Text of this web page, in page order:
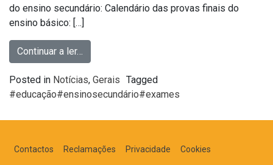
do ensino secundário: Calendário das provas finais do
ensino básico: […]
Continuar a ler…
Posted in Notícias, Gerais Tagged
#educação#ensinosecundário#exames
Contactos Reclamações Privacidade Cookies